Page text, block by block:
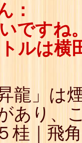
：
ですね
ルは横
龍」は
あり、
桂｜飛